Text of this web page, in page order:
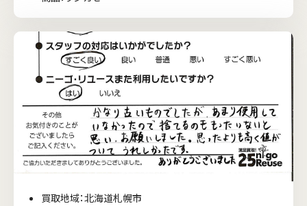
買取地域：北海道札幌市